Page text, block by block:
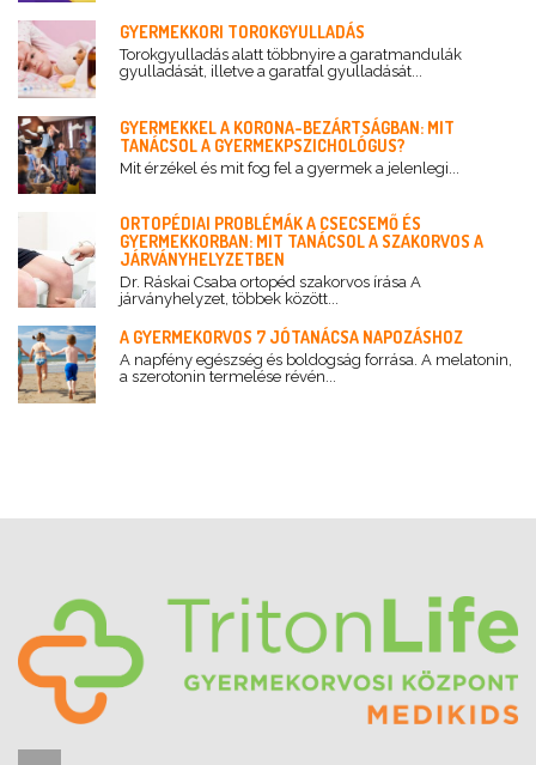
GYERMEKKORI TOROKGYULLADÁS
Torokgyulladás alatt többnyire a garatmandulák
gyulladását, illetve a garatfal gyulladását...
GYERMEKKEL A KORONA-BEZÁRTSÁGBAN: MIT
TANÁCSOL A GYERMEKPSZICHOLÓGUS?
Mit érzékel és mit fog fel a gyermek a jelenlegi...
ORTOPÉDIAI PROBLÉMÁK A CSECSEMŐ ÉS
GYERMEKKORBAN: MIT TANÁCSOL A SZAKORVOS A
JÁRVÁNYHELYZETBEN
Dr. Ráskai Csaba ortopéd szakorvos írása A
járványhelyzet, többek között...
A GYERMEKORVOS 7 JÓTANÁCSA NAPOZÁSHOZ
A napfény egészség és boldogság forrása. A melatonin,
a szerotonin termelése révén...